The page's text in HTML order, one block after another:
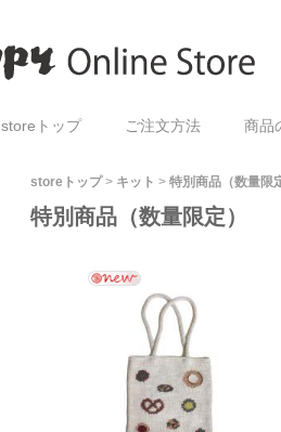
storeトップ ご注文方法 商品
storeトップ> キット > 特別商品（数量限
特別商品（数量限定）